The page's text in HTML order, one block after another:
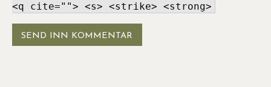
<q cite=""> <s> <strike> <strong>